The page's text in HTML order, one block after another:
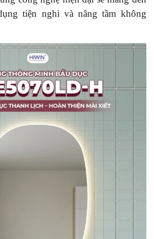
tiện nghi và nâng tầm không